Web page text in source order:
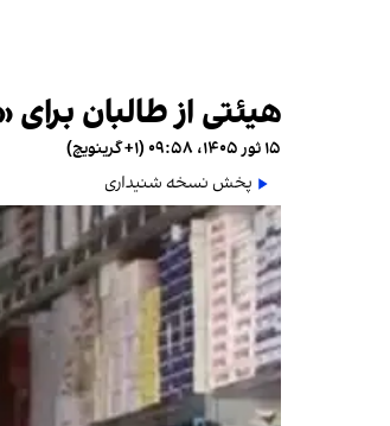
هیئتی از طالبان
۱۵ ثور ۱۴۰۵، ۰۹:۵۸ (‎+۱ گرینویچ)
پخش نسخه شنیداری